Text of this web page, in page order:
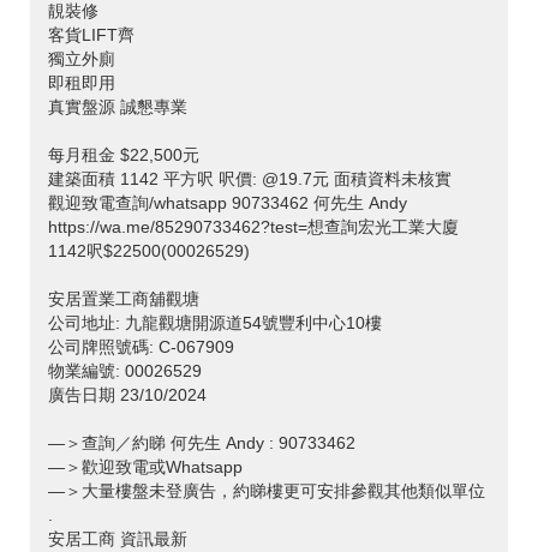
靚裝修
客貨LIFT齊
獨立外廁
即租即用
真實盤源 誠懇專業
每月租金 $22,500元
建築面積 1142 平方呎 呎價: @19.7元 面積資料未核實
觀迎致電查詢/whatsapp 90733462 何先生 Andy
https://wa.me/85290733462?test=想查詢宏光工業大廈
1142呎$22500(00026529)
安居置業工商舖觀塘
公司地址: 九龍觀塘開源道54號豐利中心10樓
公司牌照號碼: C-067909
物業編號: 00026529
廣告日期 23/10/2024
—＞查詢／約睇 何先生 Andy : 90733462
—＞歡迎致電或Whatsapp
—＞大量樓盤未登廣告，約睇樓更可安排參觀其他類似單位
.
安居工商 資訊最新